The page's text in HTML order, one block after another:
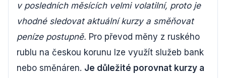
v posledních měsících velmi volatilní, proto je
vhodné sledovat aktuální kurzy a směňovat
peníze postupně. Pro převod měny z ruského
rublu na českou korunu lze využít služeb bank
nebo směnáren. Je důležité porovnat kurzy a